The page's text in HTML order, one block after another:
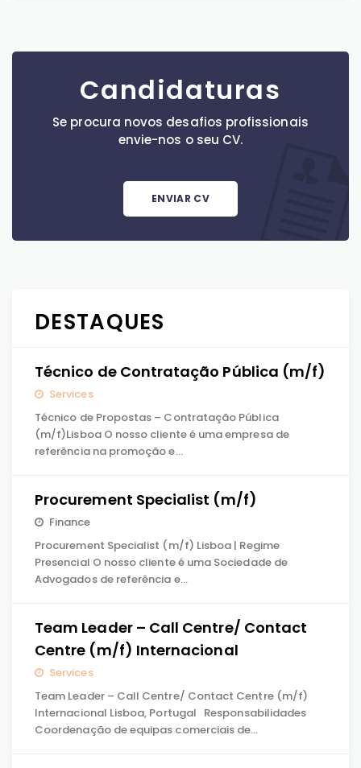
Candidaturas
Se procura novos desafios profissionais
envie-nos o seu CV.
ENVIAR CV
DESTAQUES
Técnico de Contratação Pública (m/f)
Services
Técnico de Propostas – Contratação Pública
(m/f)Lisboa O nosso cliente é uma empresa de
referência na promoção e…
Procurement Specialist (m/f)
Finance
Procurement Specialist (m/f) Lisboa | Regime
Presencial O nosso cliente é uma Sociedade de
Advogados de referência e…
Team Leader – Call Centre/ Contact
Centre (m/f) Internacional
Services
Team Leader – Call Centre/ Contact Centre (m/f)
Internacional Lisboa, Portugal Responsabilidades
Coordenação de equipas comerciais de…